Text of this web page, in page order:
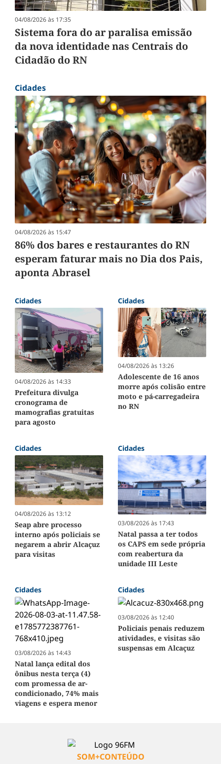
04/08/2026 às 17:35
Sistema fora do ar paralisa emissão
da nova identidade nas Centrais do
Cidadão do RN
Cidades
04/08/2026 às 15:47
86% dos bares e restaurantes do RN
esperam faturar mais no Dia dos Pais,
aponta Abrasel
Cidades
04/08/2026 às 14:33
Prefeitura divulga
cronograma de
mamografias gratuitas
para agosto
Cidades
04/08/2026 às 13:26
Adolescente de 16 anos
morre após colisão entre
moto e pá-carregadeira
no RN
Cidades
04/08/2026 às 13:12
Seap abre processo
interno após policiais se
negarem a abrir Alcaçuz
para visitas
Cidades
03/08/2026 às 17:43
Natal passa a ter todos
os CAPS em sede própria
com reabertura da
unidade III Leste
Cidades
03/08/2026 às 14:43
Natal lança edital dos
ônibus nesta terça (4)
com promessa de ar-
condicionado, 74% mais
viagens e espera menor
Cidades
03/08/2026 às 12:40
Policiais penais reduzem
atividades, e visitas são
suspensas em Alcaçuz
SOM+CONTEÚDO